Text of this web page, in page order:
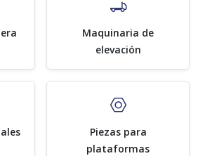
Maquinaria de
elevación
Piezas para
plataformas